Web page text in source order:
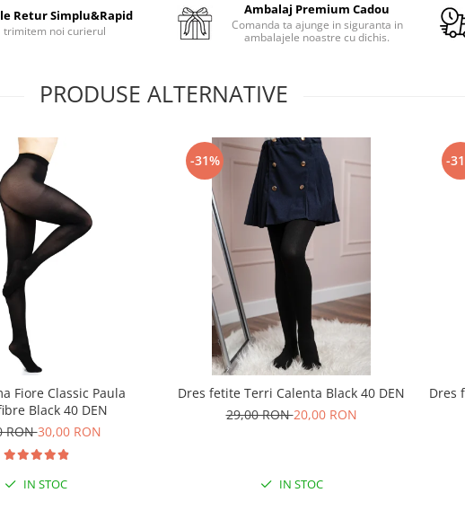
Retur Simplu&Rapid
trimitem noi curierul
Ambalaj Premium Cadou
Comanda ta ajunge in siguranta in
ambalajele noastre cu dichis.
PRODUSE ALTERNATIVE
Fiore Classic Paula
Black 40 DEN
RON30,00 RON
IN STOC
-31%
Dres fetite Terri Calenta Black 40 DEN
29,00 RON20,00 RON
IN STOC
-
Dres